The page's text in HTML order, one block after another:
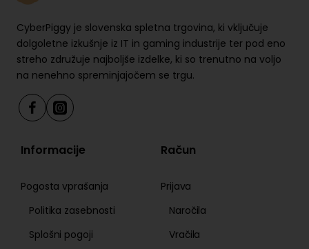
CyberPiggy je slovenska spletna trgovina, ki vključuje
dolgoletne izkušnje iz IT in gaming industrije ter pod eno
streho združuje najboljše izdelke, ki so trenutno na voljo
na nenehno spreminjajočem se trgu.
Informacije
Pogosta vprašanja
Politika zasebnosti
Splošni pogoji
Račun
Prijava
Naročila
Vračila